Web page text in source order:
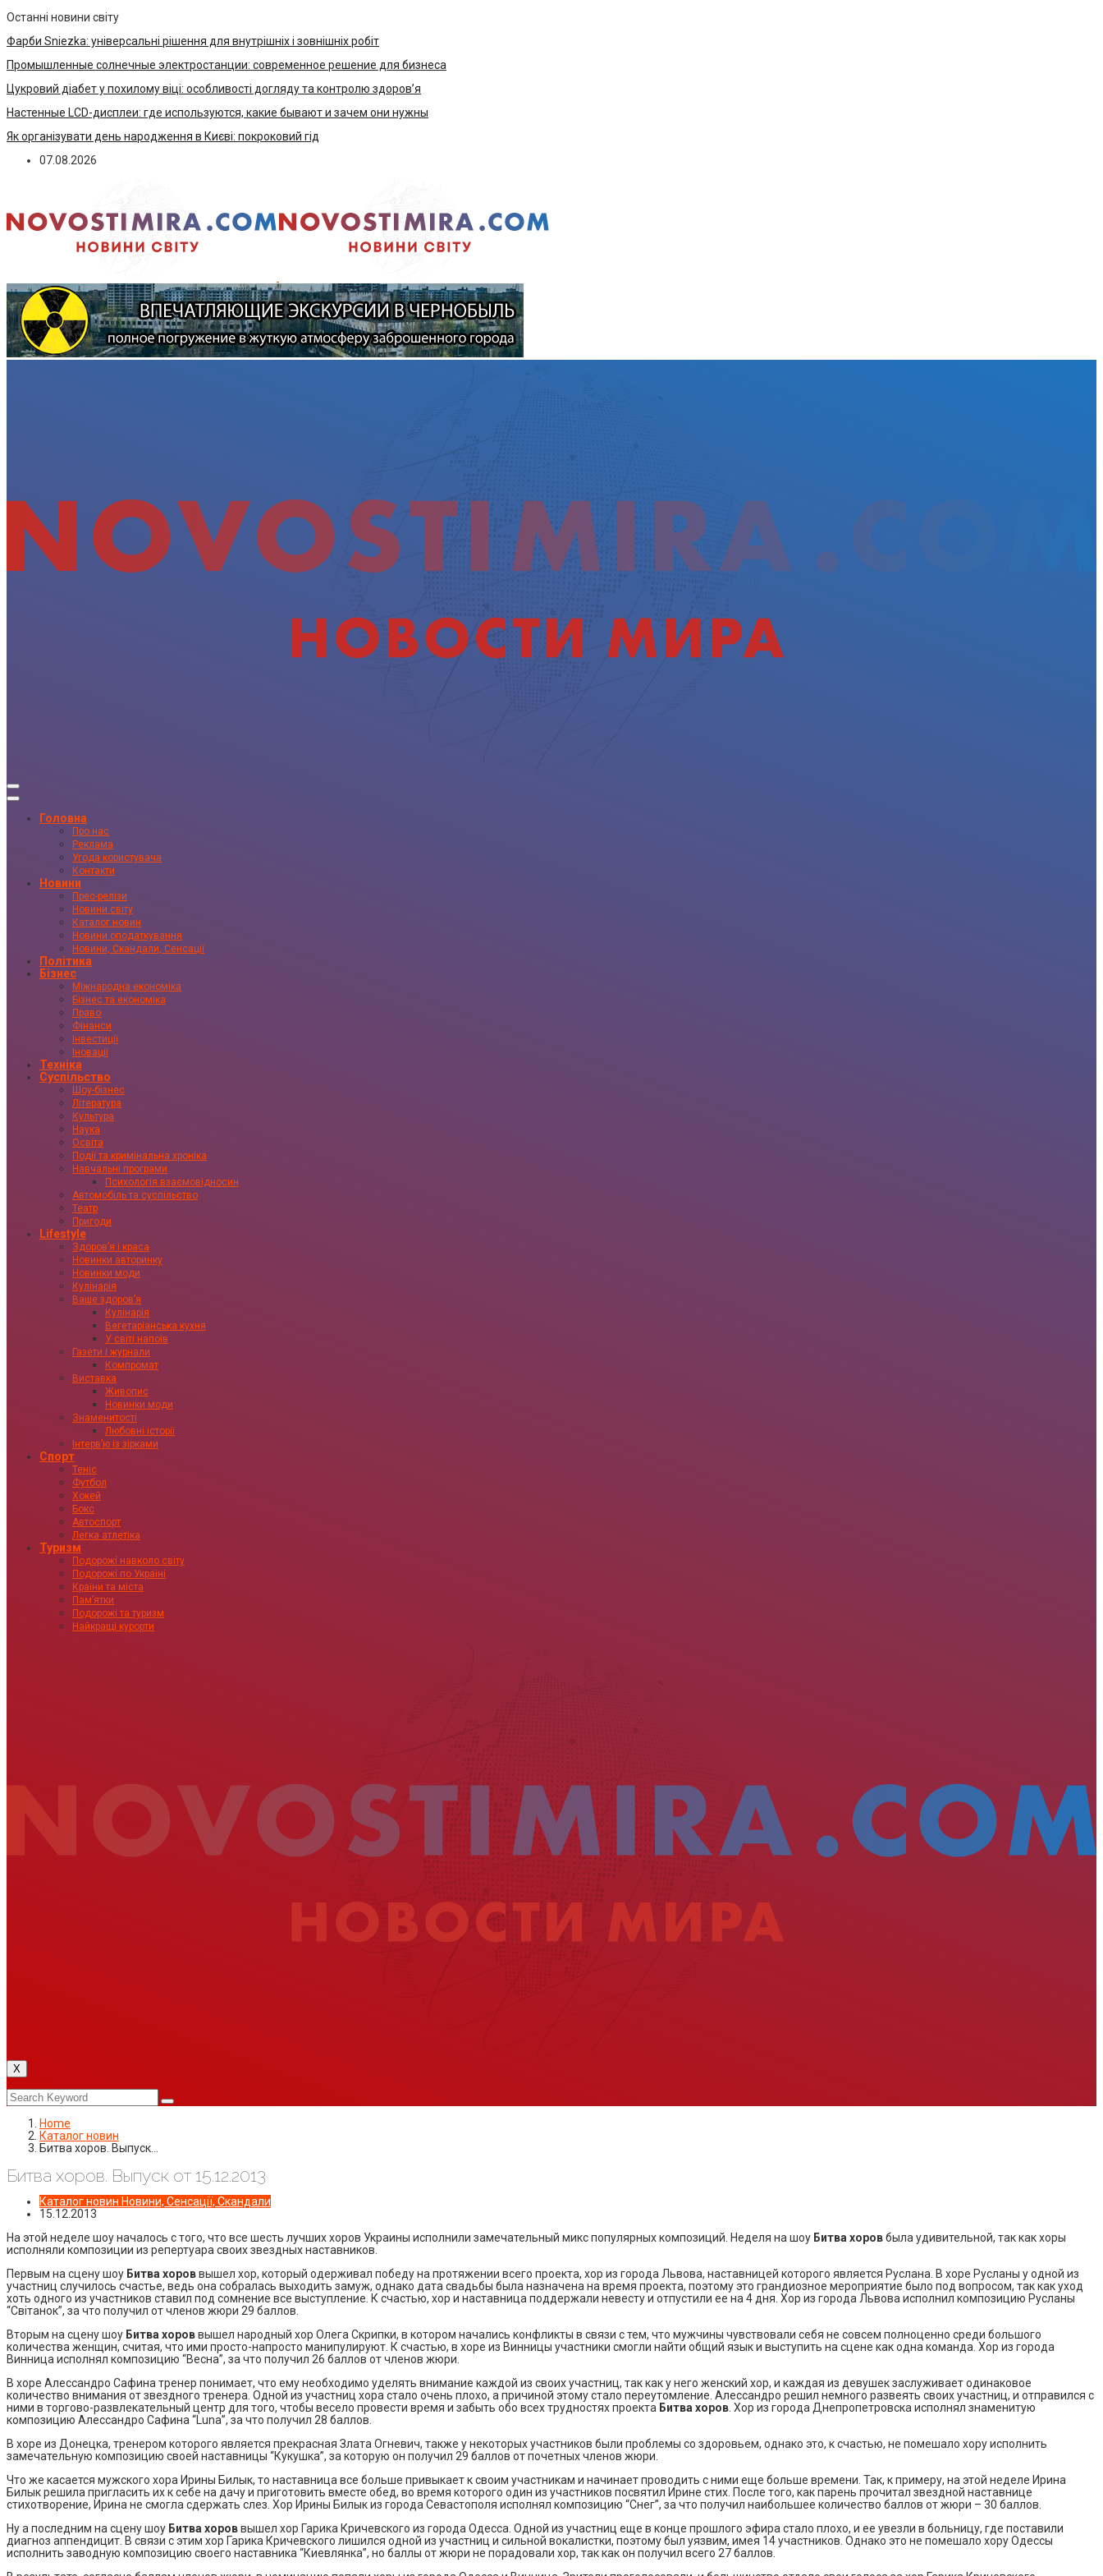
Останні новини світу
Фарби Sniezka: універсальні рішення для внутрішніх і зовнішніх робіт
Промышленные солнечные электростанции: современное решение для бизнеса
Цукровий діабет у похилому віці: особливості догляду та контролю здоров’я
Настенные LCD-дисплеи: где используются, какие бывают и зачем они нужны
Як організувати день народження в Києві: покроковий гід
07.08.2026
Головна
Про нас
Реклама
Угода користувача
Контакти
Новини
Прес-релізи
Новини світу
Каталог новин
Новини оподаткування
Новини, Скандали, Сенсації
Політика
Бізнес
Міжнародна економіка
Бізнес та економіка
Право
Фінанси
Інвестиції
Іновації
Техніка
Суспільство
Шоу-бізнес
Література
Культура
Наука
Освіта
Події та кримінальна хроніка
Навчальні програми
Психологія взаємовідносин
Автомобіль та суспільство
Театр
Пригоди
Lifestyle
Здоровʼя і краса
Новинки авторинку
Новинки моди
Кулінарія
Ваше здоровʼя
Кулінарія
Вегетаріанська кухня
У світі напоїв
Газети і журнали
Компромат
Виставка
Живопис
Новинки моди
Знаменитості
Любовні історії
Інтервʼю із зірками
Спорт
Теніс
Футбол
Хокей
Бокс
Автоспорт
Легка атлетіка
Туризм
Подорожі навколо світу
Подорожі по Україні
Країни та міста
Пам’ятки
Подорожі та туризм
Найкращі курорти
X
Home
Каталог новин
Битва хоров. Выпуск…
Битва хоров. Выпуск от 15.12.2013
Каталог новин Новини, Сенсації, Скандали
15.12.2013
На этой неделе шоу началось с того, что все шесть лучших хоров Украины исполнили замечательный микс популярных композиций. Неделя на шоу Битва хоровбыла удивительной, так как хоры
исполняли композиции из репертуара своих звездных наставников.
Первым на сцену шоу Битва хороввышел хор, который одерживал победу на протяжении всего проекта, хор из города Львова, наставницей которого является Руслана. В хоре Русланы у одной из
участниц случилось счастье, ведь она собралась выходить замуж, однако дата свадьбы была назначена на время проекта, поэтому это грандиозное мероприятие было под вопросом, так как уход
хоть одного из участников ставил под сомнение все выступление. К счастью, хор и наставница поддержали невесту и отпустили ее на 4 дня. Хор из города Львова исполнил композицию Русланы
“Світанок”, за что получил от членов жюри 29 баллов.
Вторым на сцену шоу Битва хороввышел народный хор Олега Скрипки, в котором начались конфликты в связи с тем, что мужчины чувствовали себя не совсем полноценно среди большого
количества женщин, считая, что ими просто-напросто манипулируют. К счастью, в хоре из Винницы участники смогли найти общий язык и выступить на сцене как одна команда. Хор из города
Винница исполнял композицию “Весна”, за что получил 26 баллов от членов жюри.
В хоре Алессандро Сафина тренер понимает, что ему необходимо уделять внимание каждой из своих участниц, так как у него женский хор, и каждая из девушек заслуживает одинаковое
количество внимания от звездного тренера. Одной из участниц хора стало очень плохо, а причиной этому стало переутомление. Алессандро решил немного развеять своих участниц, и отправился с
ними в торгово-развлекательный центр для того, чтобы весело провести время и забыть обо всех трудностях проекта Битва хоров . Хор из города Днепропетровска исполнял знаменитую
композицию Алессандро Сафина “Luna”, за что получил 28 баллов.
В хоре из Донецка, тренером которого является прекрасная Злата Огневич, также у некоторых участников были проблемы со здоровьем, однако это, к счастью, не помешало хору исполнить
замечательную композицию своей наставницы “Кукушка”, за которую он получил 29 баллов от почетных членов жюри.
Что же касается мужского хора Ирины Билык, то наставница все больше привыкает к своим участникам и начинает проводить с ними еще больше времени. Так, к примеру, на этой неделе Ирина
Билык решила пригласить их к себе на дачу и приготовить вместе обед, во время которого один из участников посвятил Ирине стих. После того, как парень прочитал звездной наставнице
стихотворение, Ирина не смогла сдержать слез. Хор Ирины Билык из города Севастополя исполнял композицию “Снег”, за что получил наибольшее количество баллов от жюри – 30 баллов.
Ну а последним на сцену шоу Битва хороввышел хор Гарика Кричевского из города Одесса. Одной из участниц еще в конце прошлого эфира стало плохо, и ее увезли в больницу, где поставили
диагноз аппендицит. В связи с этим хор Гарика Кричевского лишился одной из участниц и сильной вокалистки, поэтому был уязвим, имея 14 участников. Однако это не помешало хору Одессы
исполнить заводную композицию своего наставника “Киевлянка”, но баллы от жюри не порадовали хор, так как он получил всего 27 баллов.